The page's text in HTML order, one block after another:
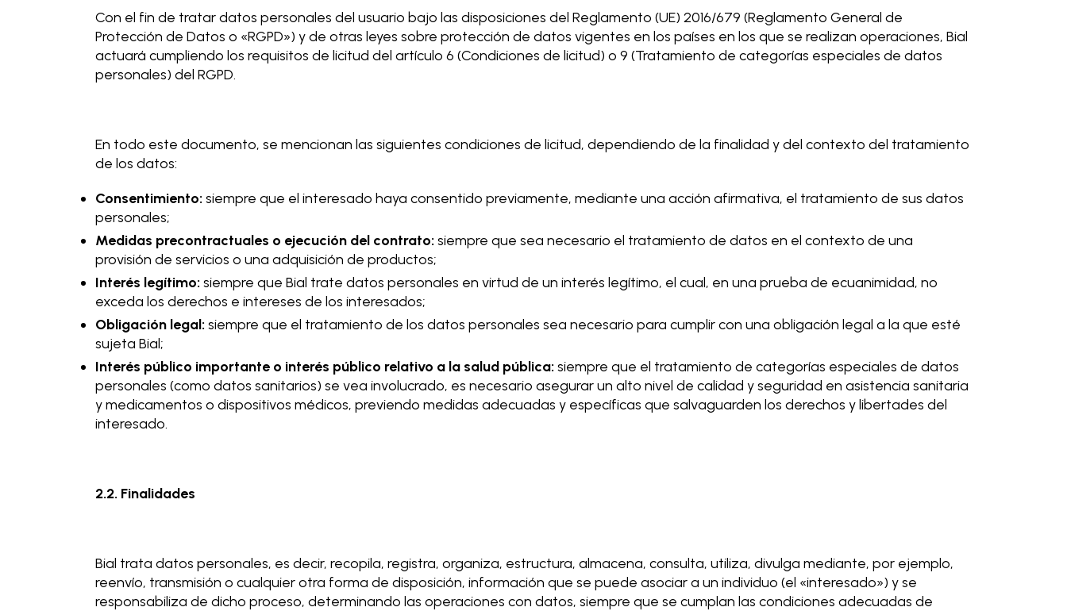
Con el fin de tratar datos personales del usuario bajo las disposiciones del Reglamento (UE) 2016/679 (Reglamento General de
Protección de Datos o «RGPD») y de otras leyes sobre protección de datos vigentes en los países en los que se realizan operaciones, Bial
actuará cumpliendo los requisitos de licitud del artículo 6 (Condiciones de licitud) o 9 (Tratamiento de categorías especiales de datos
personales) del RGPD.
En todo este documento, se mencionan las siguientes condiciones de licitud, dependiendo de la finalidad y del contexto del tratamiento
de los datos:
Consentimiento: siempre que el interesado haya consentido previamente, mediante una acción afirmativa, el tratamiento de sus datos
personales;
Medidas precontractuales o ejecución del contrato: siempre que sea necesario el tratamiento de datos en el contexto de una
provisión de servicios o una adquisición de productos;
Interés legítimo: siempre que Bial trate datos personales en virtud de un interés legítimo, el cual, en una prueba de ecuanimidad, no
exceda los derechos e intereses de los interesados;
Obligación legal: siempre que el tratamiento de los datos personales sea necesario para cumplir con una obligación legal a la que esté
sujeta Bial;
Interés público importante o interés público relativo a la salud pública: siempre que el tratamiento de categorías especiales de datos
personales (como datos sanitarios) se vea involucrado, es necesario asegurar un alto nivel de calidad y seguridad en asistencia sanitaria
y medicamentos o dispositivos médicos, previendo medidas adecuadas y específicas que salvaguarden los derechos y libertades del
interesado.
2.2. Finalidades
Bial trata datos personales, es decir, recopila, registra, organiza, estructura, almacena, consulta, utiliza, divulga mediante, por ejemplo,
reenvío, transmisión o cualquier otra forma de disposición, información que se puede asociar a un individuo (el «interesado») y se
responsabiliza de dicho proceso, determinando las operaciones con datos, siempre que se cumplan las condiciones adecuadas de